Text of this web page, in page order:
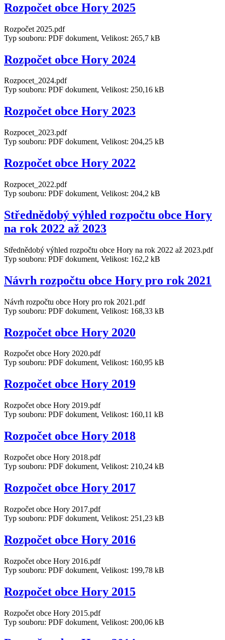
Rozpočet obce Hory 2025
Rozpočet 2025.pdf
Typ souboru: PDF dokument, Velikost: 265,7 kB
Rozpočet obce Hory 2024
Rozpocet_2024.pdf
Typ souboru: PDF dokument, Velikost: 250,16 kB
Rozpočet obce Hory 2023
Rozpocet_2023.pdf
Typ souboru: PDF dokument, Velikost: 204,25 kB
Rozpočet obce Hory 2022
Rozpocet_2022.pdf
Typ souboru: PDF dokument, Velikost: 204,2 kB
Střednědobý výhled rozpočtu obce Hory
na rok 2022 až 2023
Střednědobý výhled rozpočtu obce Hory na rok 2022 až 2023.pdf
Typ souboru: PDF dokument, Velikost: 162,2 kB
Návrh rozpočtu obce Hory pro rok 2021
Návrh rozpočtu obce Hory pro rok 2021.pdf
Typ souboru: PDF dokument, Velikost: 168,33 kB
Rozpočet obce Hory 2020
Rozpočet obce Hory 2020.pdf
Typ souboru: PDF dokument, Velikost: 160,95 kB
Rozpočet obce Hory 2019
Rozpočet obce Hory 2019.pdf
Typ souboru: PDF dokument, Velikost: 160,11 kB
Rozpočet obce Hory 2018
Rozpočet obce Hory 2018.pdf
Typ souboru: PDF dokument, Velikost: 210,24 kB
Rozpočet obce Hory 2017
Rozpočet obce Hory 2017.pdf
Typ souboru: PDF dokument, Velikost: 251,23 kB
Rozpočet obce Hory 2016
Rozpočet obce Hory 2016.pdf
Typ souboru: PDF dokument, Velikost: 199,78 kB
Rozpočet obce Hory 2015
Rozpočet obce Hory 2015.pdf
Typ souboru: PDF dokument, Velikost: 200,06 kB